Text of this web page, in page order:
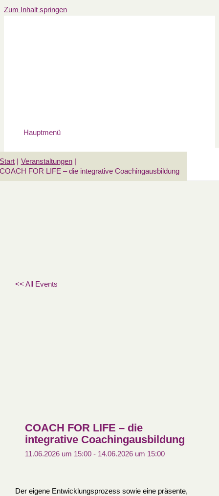
Zum Inhalt springen
Hauptmenü
Start
Veranstaltungen
COACH FOR LIFE – die integrative Coachingausbildung
<< All Events
COACH FOR LIFE – die
integrative Coachingausbildung
11.06.2026 um 15:00- 14.06.2026 um 15:00
Der eigene Entwicklungsprozess sowie eine präsente,